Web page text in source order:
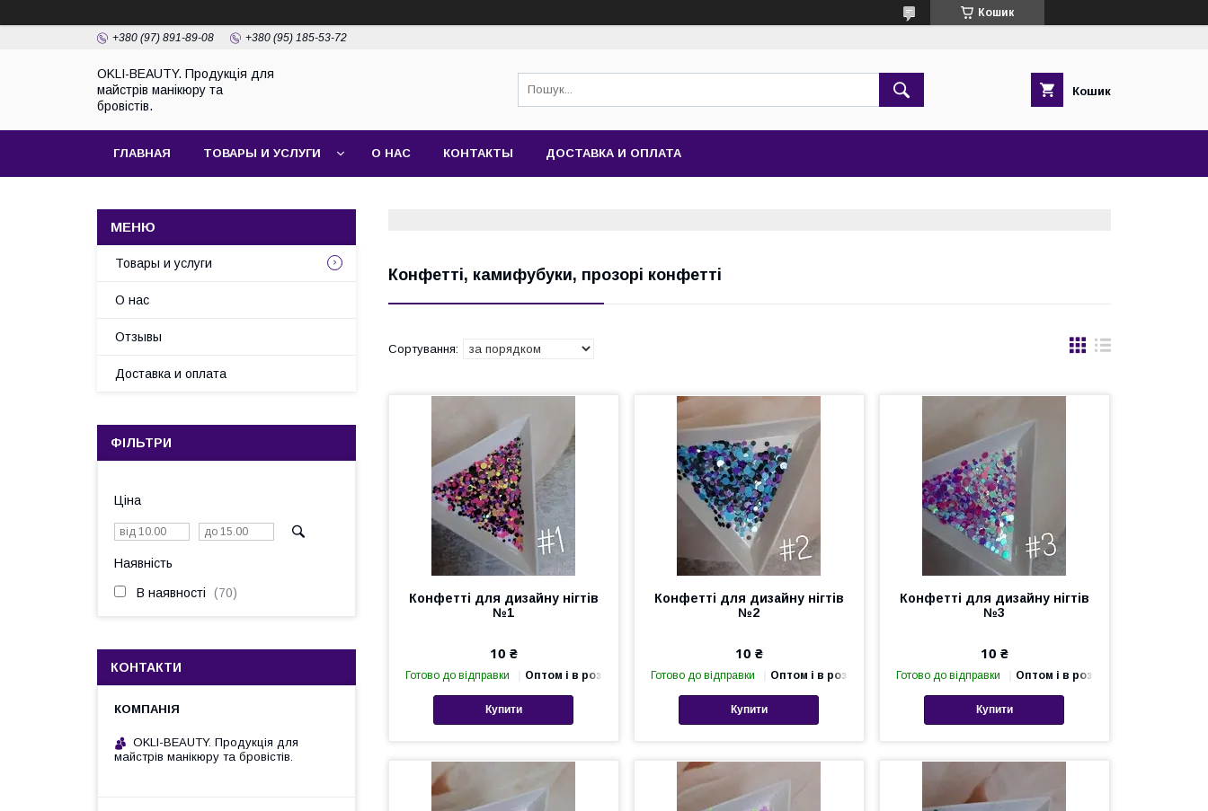
Кошик
+380 (97) 891-89-08 +380 (95) 185-53-72
OKLI-BEAUTY. Продукція для
майстрів манікюру та
бровістів.
Кошик
ГЛАВНАЯ ТОВАРЫ И УСЛУГИ О НАС КОНТАКТЫ ДОСТАВКА И ОПЛАТА
Конфетті, камифубуки, прозорі конфетті
Конфетті для дизайну нігтів
№1
10 ₴
Готово до відправки Оптом і в роздріб
Купити
Конфетті для дизайну нігтів
№2
10 ₴
Готово до відправки Оптом і в роздріб
Купити
Конфетті для дизайну нігтів
№3
10 ₴
Готово до відправки Оптом і в роздріб
Купити
Товары и услуги
О нас
Отзывы
Доставка и оплата
ФІЛЬТРИ
Ціна
Наявність
В наявності 70
КОНТАКТИ
OKLI-BEAUTY. Продукція для
майстрів манікюру та бровістів.